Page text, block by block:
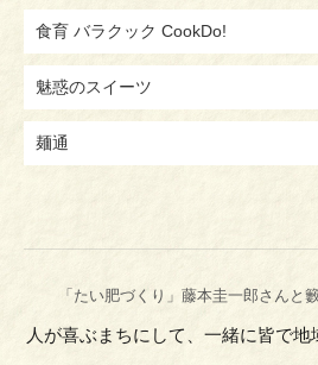
食育 バラクック CookDo!
魅惑のスイーツ
麺通
「たい肥づくり」藤本圭一郎さんと
人が喜ぶまちにして、一緒に皆で地